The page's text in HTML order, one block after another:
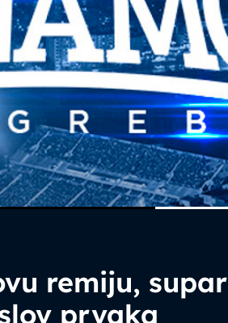
remiju,
prvaka